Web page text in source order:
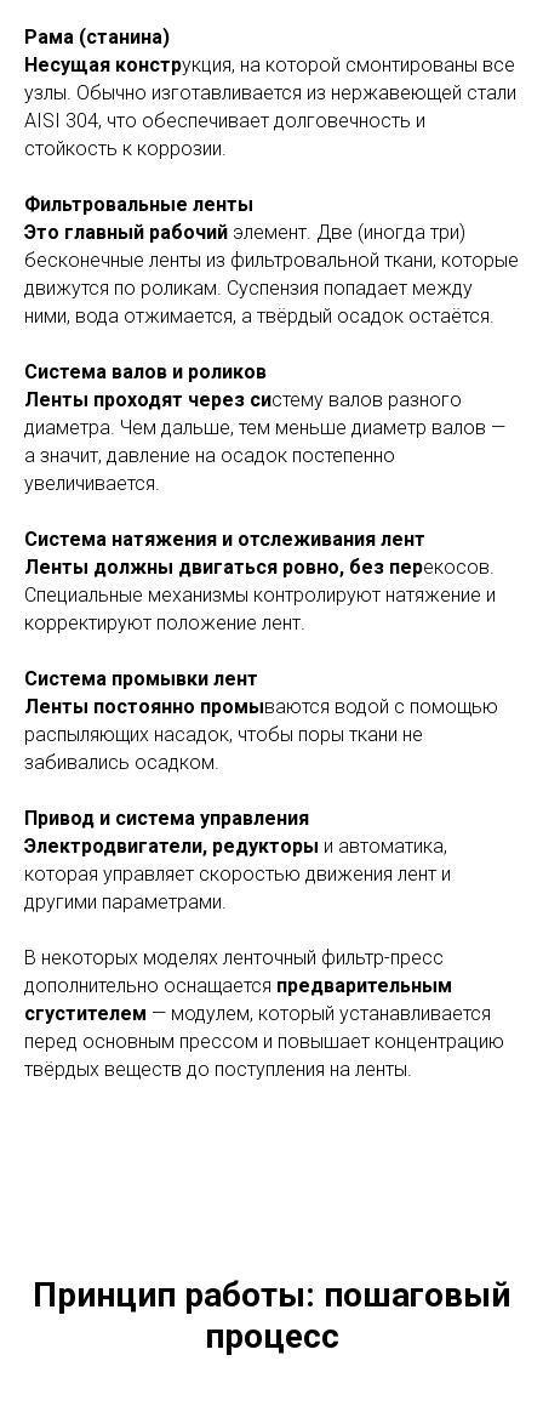
Рама (станина)
Несущая конструкция, на которой смонтированы все
узлы. Обычно изготавливается из нержавеющей стали
AISI 304, что обеспечивает долговечность и
стойкость к коррозии.
Фильтровальные ленты
Это главный рабочий элемент. Две (иногда три)
бесконечные ленты из фильтровальной ткани, которые
движутся по роликам. Суспензия попадает между
ними, вода отжимается, а твёрдый осадок остаётся.
Система валов и роликов
Ленты проходят через систему валов разного
диаметра. Чем дальше, тем меньше диаметр валов —
а значит, давление на осадок постепенно
увеличивается.
Система натяжения и отслеживания лент
Ленты должны двигаться ровно, без перекосов.
Специальные механизмы контролируют натяжение и
корректируют положение лент.
Система промывки лент
Ленты постоянно промываются водой с помощью
распыляющих насадок, чтобы поры ткани не
забивались осадком.
Привод и система управления
Электродвигатели, редукторы и автоматика,
которая управляет скоростью движения лент и
другими параметрами.
В некоторых моделях ленточный фильтр-пресс
дополнительно оснащается предварительным
сгустителем — модулем, который устанавливается
перед основным прессом и повышает концентрацию
твёрдых веществ до поступления на ленты.
Принцип работы: пошаговый
процесс